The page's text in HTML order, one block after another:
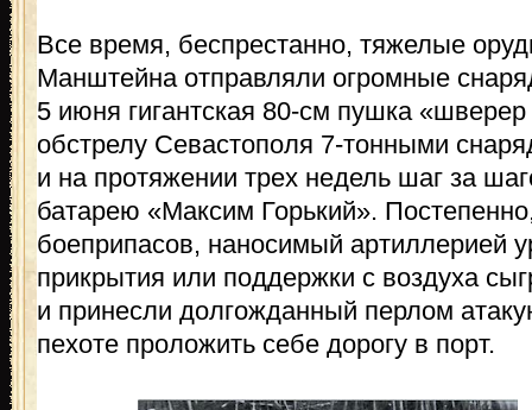
Все время, беспрестанно, тяжелые
Манштейна отправляли огромные
5 июня гигантская 80-см пушка «шверер
обстрелу Севастополя 7-тонными
и на протяжении трех недель шаг за
батарею «Максим Горький».
боеприпасов, наносимый артиллерией
прикрытия или поддержки с воздуха
и принесли долгожданный перлом
пехоте проложить себе дорогу в порт.